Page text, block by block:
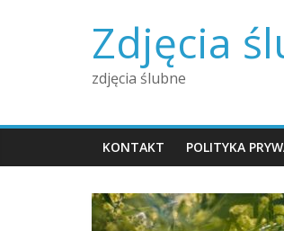
Zdjęcia
zdjęcia ślubne
KONTAKT POLITYKA